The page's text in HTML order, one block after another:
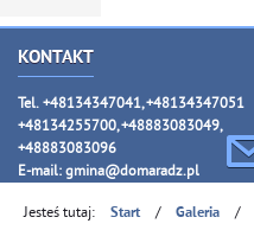
KONTAKT
Tel. +48134347041, +48134347051
+48134255700, +48883083049,
+48883083096
E-mail: gmina@domaradz.pl
Jesteś tutaj: Start / Galeria /